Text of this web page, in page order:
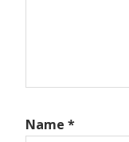
Name *